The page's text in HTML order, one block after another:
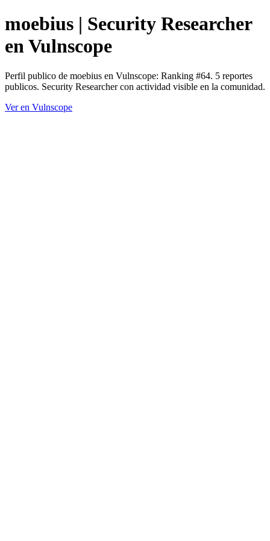
moebius | Security Researcher
en Vulnscope
Perfil publico de moebius en Vulnscope: Ranking #64. 5 reportes
publicos. Security Researcher con actividad visible en la comunidad.
Ver en Vulnscope